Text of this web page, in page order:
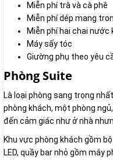
Miễn phí trà và cà phê
Miễn phí dép mang
Miễn phí hai chai nước
Máy sấy tóc
Giường phụ theo yêu
Phòng Suite
Là loại phòng sang trọng
phòng khách, một phòng
đến cảm giác như ở nhà
Khu vực phòng khách gồm
LED, quầy bar nhỏ gồm máy